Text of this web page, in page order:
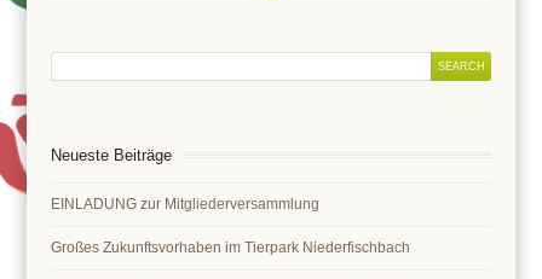
Neueste Beiträge
EINLADUNG zur Mitgliederversammlung
Großes Zukunftsvorhaben im Tierpark Niederfischbach